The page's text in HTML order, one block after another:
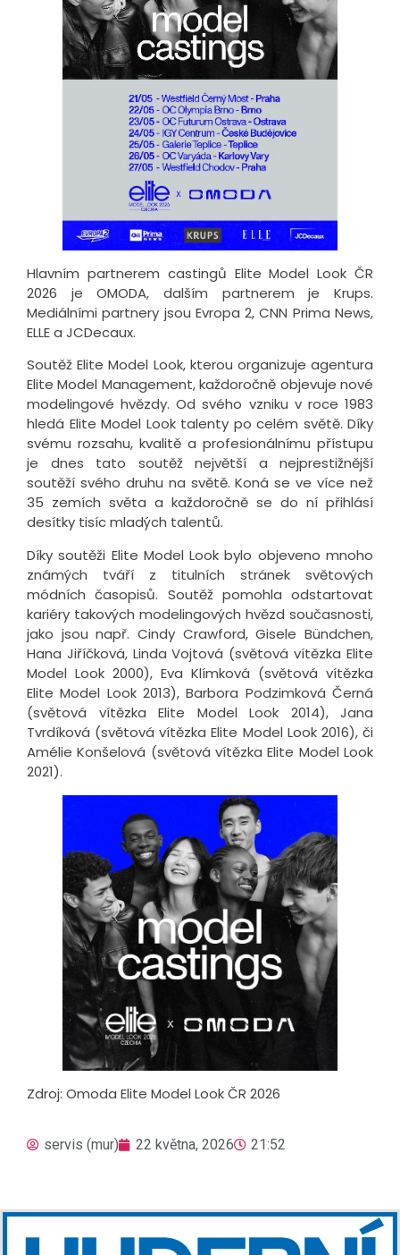
Hlavním partnerem castingů Elite Model Look ČR
2026 je OMODA, dalším partnerem je Krups.
Mediálními partnery jsou Evropa 2, CNN Prima News,
ELLE a JCDecaux.
Soutěž Elite Model Look, kterou organizuje agentura
Elite Model Management, každoročně objevuje nové
modelingové hvězdy. Od svého vzniku v roce 1983
hledá Elite Model Look talenty po celém světě. Díky
svému rozsahu, kvalitě a profesionálnímu přístupu
je dnes tato soutěž největší a nejprestižnější
soutěží svého druhu na světě. Koná se ve více než
35 zemích světa a každoročně se do ní přihlásí
desítky tisíc mladých talentů.
Díky soutěži Elite Model Look bylo objeveno mnoho
známých tváří z titulních stránek světových
módních časopisů. Soutěž pomohla odstartovat
kariéry takových modelingových hvězd současnosti,
jako jsou např. Cindy Crawford, Gisele Bündchen,
Hana Jiříčková, Linda Vojtová (světová vítězka Elite
Model Look 2000), Eva Klímková (světová vítězka
Elite Model Look 2013), Barbora Podzimková Černá
(světová vítězka Elite Model Look 2014), Jana
Tvrdíková (světová vítězka Elite Model Look 2016), či
Amélie Konšelová (světová vítězka Elite Model Look
2021).
Zdroj: Omoda Elite Model Look ČR 2026
servis (mur) 22 května, 2026 21:52